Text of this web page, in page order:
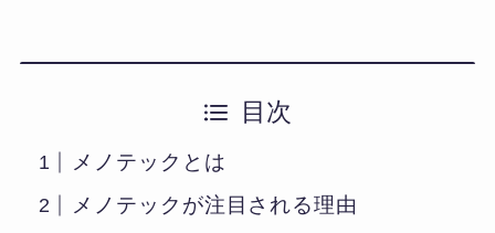
目次
メノテックとは
メノテックが注目される理由